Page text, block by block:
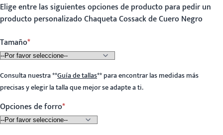
Elige entre las siguientes opciones de producto para pedir un
producto personalizado Chaqueta Cossack de Cuero Negro
Tamaño
Consulta nuestra**Guía de tallas**para encontrar las medidas más
precisas y elegir la talla que mejor se adapte a ti.
Opciones de forro